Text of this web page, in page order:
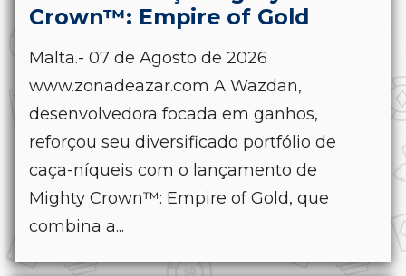
Crown™: Empire of Gold
Malta.- 07 de Agosto de 2026
www.zonadeazar.com A Wazdan,
desenvolvedora focada em ganhos,
reforçou seu diversificado portfólio de
caça-níqueis com o lançamento de
Mighty Crown™: Empire of Gold, que
combina a...